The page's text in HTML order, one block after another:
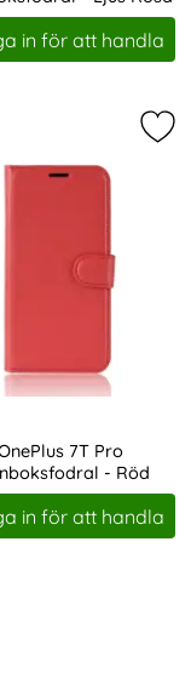
in för att handla
7T Pro - Litchi
7T Pro
- Röd
in för att handla
7T Pro